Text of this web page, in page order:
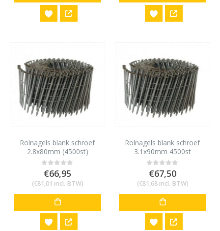
Rolnagels blank schroef
2.8x80mm (4500st)
0out of 5
€66,95
(€81,01 incl. BTW)
Rolnagels blank schroef
3.1x90mm 4500st
0out of 5
€67,50
(€81,68incl. BTW)